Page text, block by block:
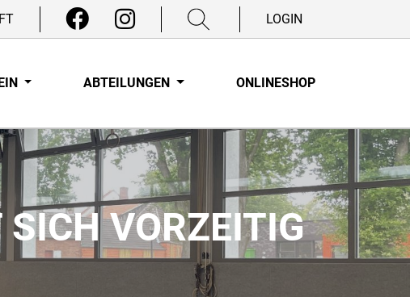
LOGIN
ABTEILUNGEN ONLINESHOP
VORZEITIG